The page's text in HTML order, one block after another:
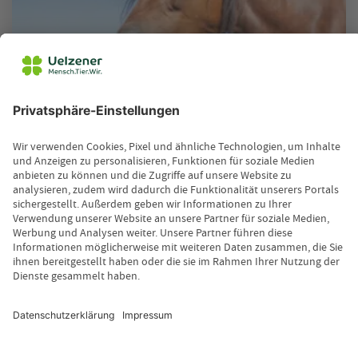
TIERGESUNDHEIT
11.08.2025
Wenn Hund, Katze oder Mensch etwas
Unverträgliches zu sich genommen haben,
können sie es durch…